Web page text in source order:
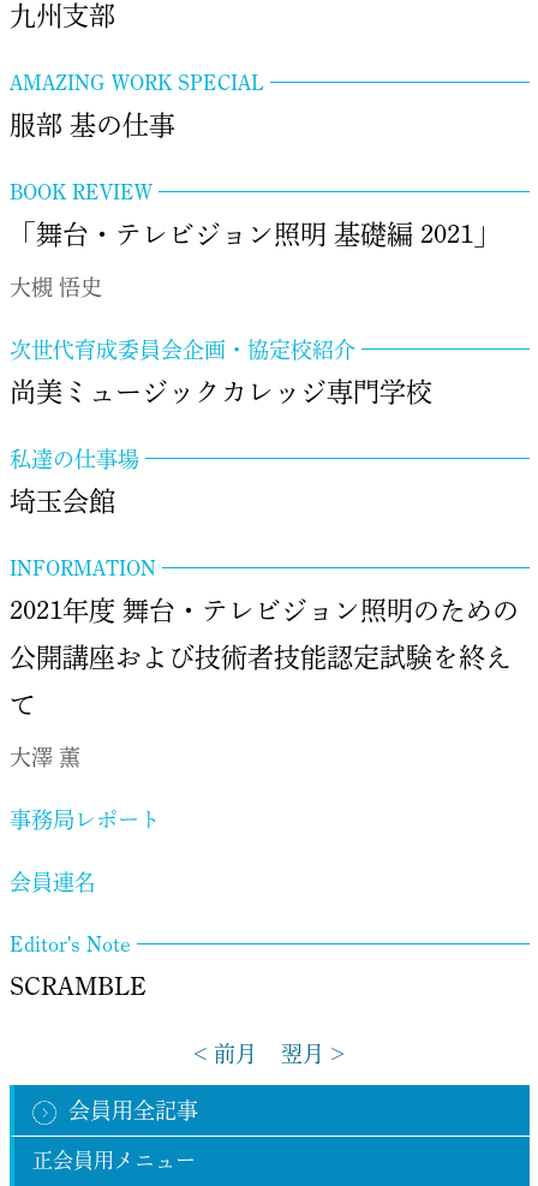
会員用全記事
正会員用メニュー
九州支部
AMAZING WORK SPECIAL
服部 基の仕事
BOOK REVIEW
「舞台・テレビジョン照明 基礎編 2021」
大槻 悟史
次世代育成委員会企画・協定校紹介
尚美ミュージックカレッジ専門学校
私達の仕事場
埼玉会館
INFORMATION
2021年度 舞台・テレビジョン照明のための
公開講座および技術者技能認定試験を終え
て
大澤 薫
事務局レポート
会員連名
Editor's Note
SCRAMBLE
< 前月 翌月 >